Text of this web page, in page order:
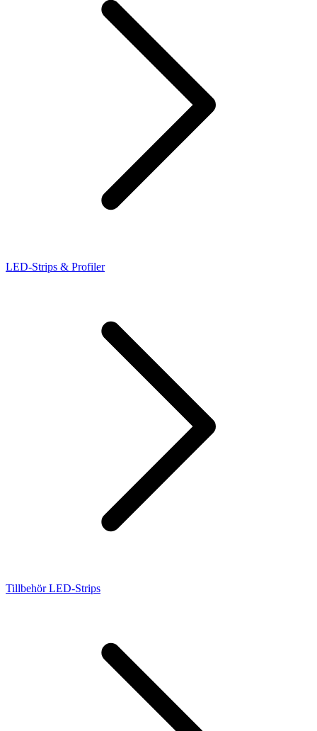
LED-Strips & Profiler
Tillbehör LED-Strips